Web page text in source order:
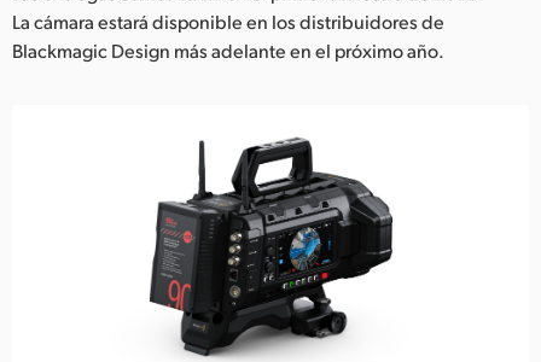
La cámara estará disponible en los distribuidores de
Blackmagic Design más adelante en el próximo año.